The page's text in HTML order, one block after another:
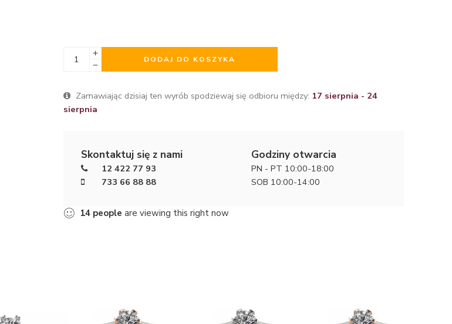
DODAJ DO KOSZYKA
Zamawiając dzisiaj ten wyrób spodziewaj się odbioru między: 17 sierpnia - 24
sierpnia
Skontaktuj się z nami
12 422 77 93
733 66 88 88
Godziny otwarcia
PN - PT 10:00-18:00
SOB 10:00-14:00
14 people are viewing this right now